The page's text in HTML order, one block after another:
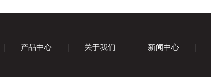
产品中心 关于我们 新闻中心